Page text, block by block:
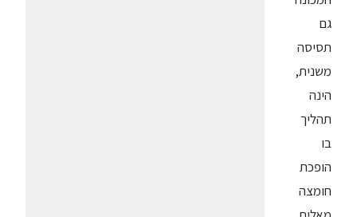
גם
תסיסה
משנית,
הינה
תהליך
בו
הופכת
חומצה